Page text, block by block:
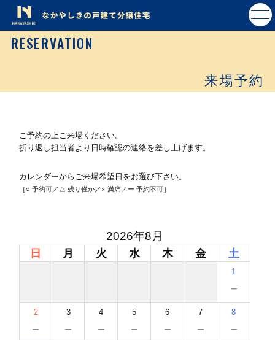
RESERVATION
来場予約
ご予約の上ご来場ください。
折り返し担当者より日時確認の連絡を差し上げます。
カレンダーからご来場希望日をお選び下さい。
［○ 予約可／△ 残り僅か／× 満席／ー 予約不可］
2026年8月
日 月 火 水 木 金 土
1
－
2
－
3
－
4
－
5
－
6
－
7
－
8
－